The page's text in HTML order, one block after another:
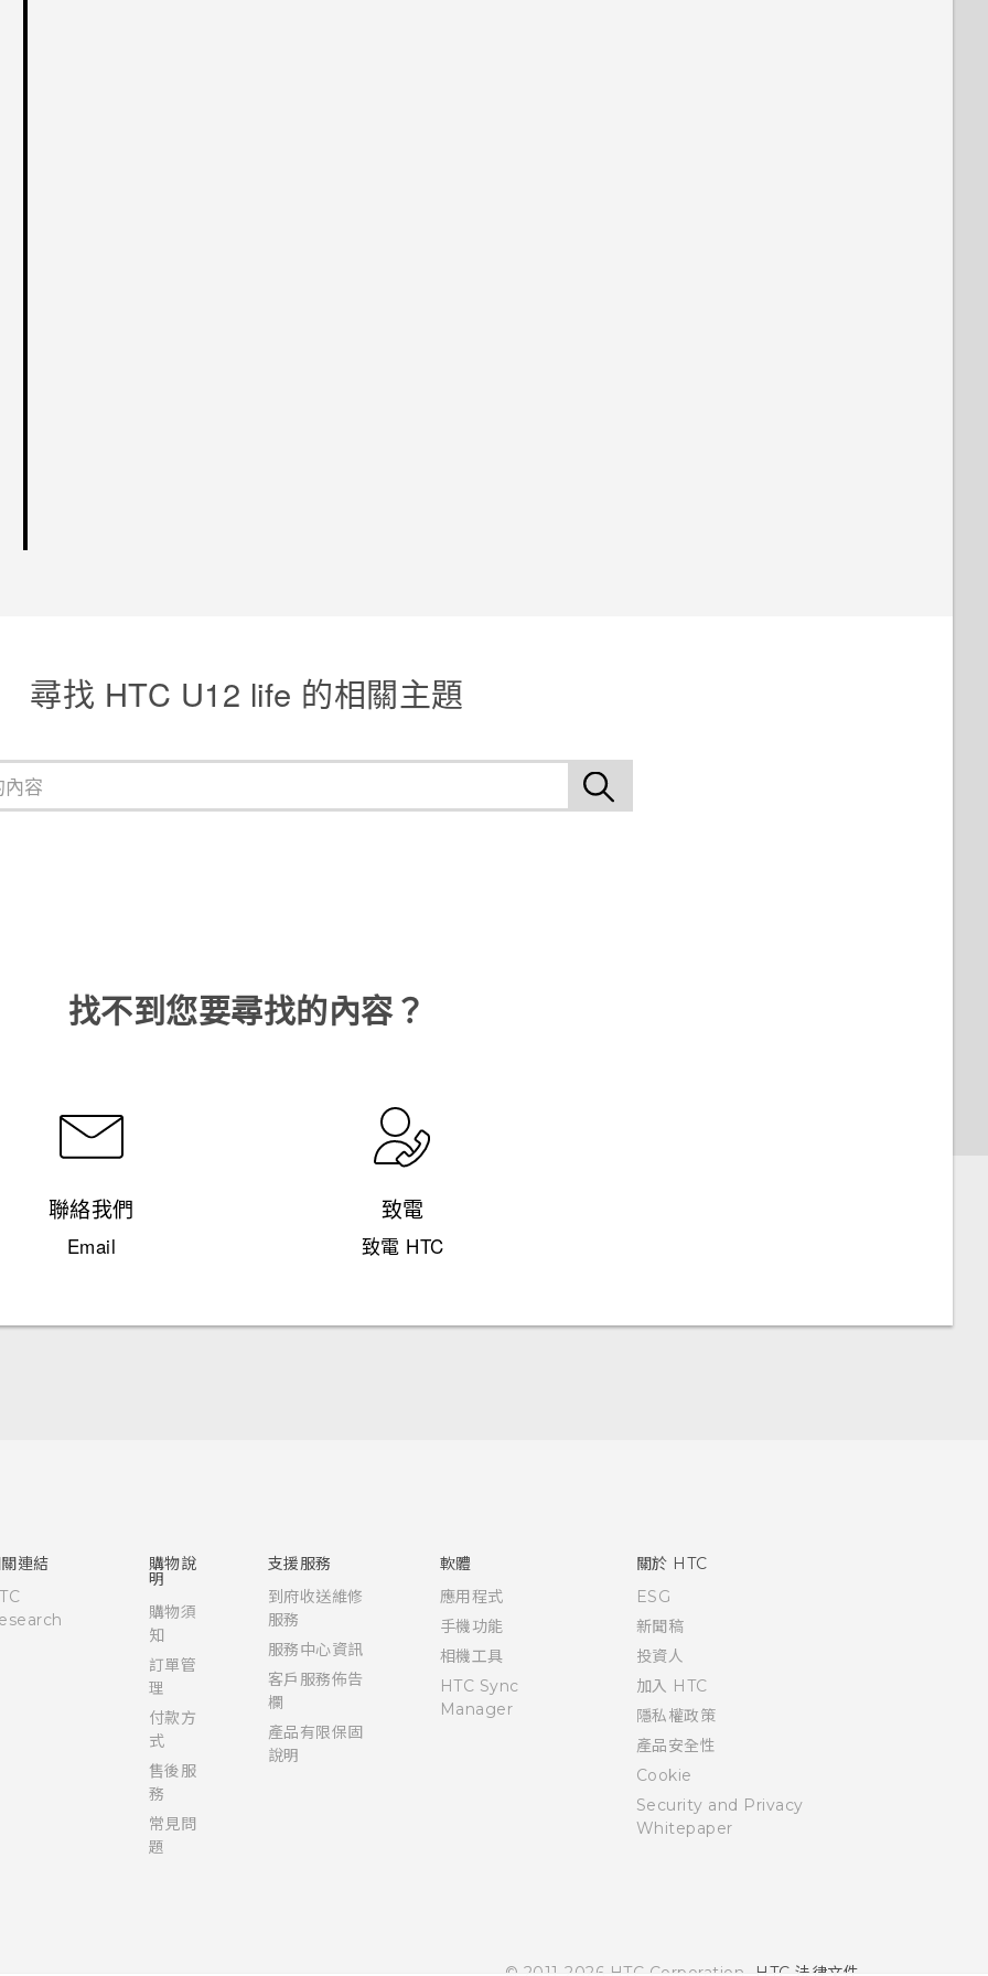
尋找 HTC U12 life 的相關主題
找不到您要尋找的內容？
聯絡我們
Email
致電
致電 HTC
連結
購物說
明
購物須
知
訂單管
理
付款方
式
售後服
務
常見問
題
支援服務
到府收送維修
服務
服務中心資訊
客戶服務佈告
欄
產品有限保固
說明
軟體
應用程式
手機功能
相機工具
HTC Sync
Manager
關於 HTC
ESG
新聞稿
投資人
加入 HTC
隱私權政策
產品安全性
Cookie
Security and Privacy
Whitepaper